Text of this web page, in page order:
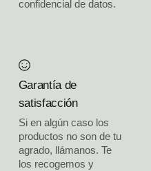
confidencial de datos.
Garantía de
satisfacción
Si en algún caso los
productos no son de tu
agrado, llámanos. Te
los recogemos y